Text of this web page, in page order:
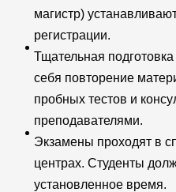
магистр)
регистрации.
Тщательная
себя повторение
пробных тестов и
преподавателями.
Экзамены проходят в
центрах. Студенты
установленное время.